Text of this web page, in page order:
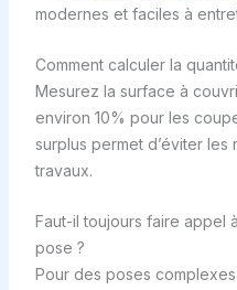
modernes et faciles à
Comment calculer la
Mesurez la surface à
environ 10% pour les
surplus permet d’éviter
travaux.
Faut-il toujours faire appel
pose ?
Pour des poses